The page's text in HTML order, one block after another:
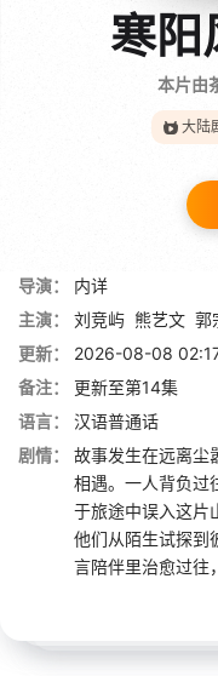
寒阳
本片由
大陆
导演：
内详
主演：
刘竞屿 熊艺文 郭
更新：
2026-08-08
备注：
更新至第14集
语言：
汉语普通话
剧情：
故事发生在远离尘
相遇。一人背负过
于旅途中误入这片
他们从陌生试探到
言陪伴里治愈过往